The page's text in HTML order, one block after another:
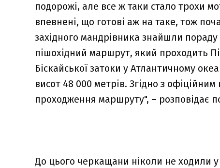
подорожі, але все ж таки стало трохи
впевнені, що готові аж на таке, тож
західного мандрівника знайшли
пішохідний маршрут, який проходить
Біскайської затоки у Атлантичному
висот 48 000 метрів. Згідно з
проходження маршруту", – розповідає
До цього черкащани ніколи не ходили у